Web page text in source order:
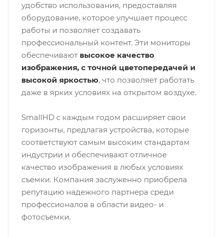
удобство использования, предоставляя
оборудование, которое улучшает процесс
работы и позволяет создавать
профессиональный контент. Эти мониторы
обеспечивают высокое качество
изображения, с точной цветопередачей и
высокой яркостью, что позволяет работать
даже в ярких условиях на открытом воздухе.
SmallHD с каждым годом расширяет свои
горизонты, предлагая устройства, которые
соответствуют самым высоким стандартам
индустрии и обеспечивают отличное
качество изображения в любых условиях
съемки. Компания заслуженно приобрела
репутацию надежного партнера среди
профессионалов в области видео- и
фотосъемки.